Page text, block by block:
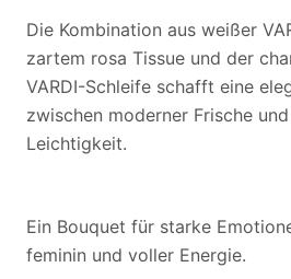
Die Kombination aus weißer
zartem rosa Tissue und der
VARDI-Schleife schafft eine
zwischen moderner Frische
Leichtigkeit.
Ein Bouquet für starke
feminin und voller Energie.